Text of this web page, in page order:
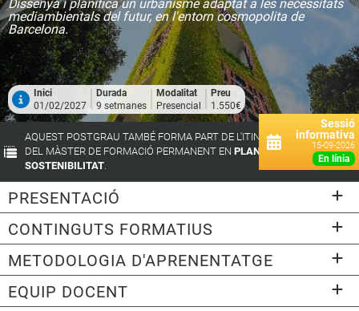
Sessió
informativa
15-09-2026
en línia
Dissenya i planifica un urbanisme adaptat a les necessitats
mediambientals del futur, en l'entorn cosmopolita de
Barcelona.
Inici
01/02/2027
Durada
9 setmanes
Modalitat
Presencial
Preu
1.550€
AQUEST POSTGRAU TAMBÉ FORMA PART DE L'ITINERARI FORMATIU
DEL MÀSTER DE FORMACIÓ PERMANENT EN PLANIFICACIÓ URBANA I
SOSTENIBILITAT.
PRESENTACIÓ
CONTINGUTS FORMATIUS
METODOLOGIA D'APRENENTATGE
EQUIP DOCENT